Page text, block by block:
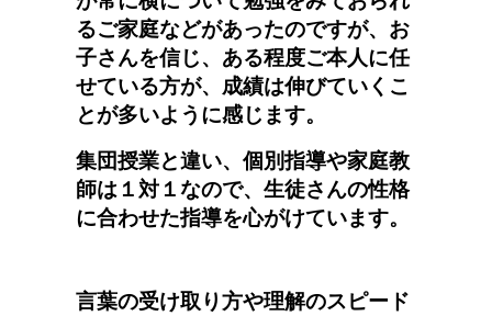
るご家庭などがあったのですが、お
子さんを信じ、ある程度ご本人に任
せている方が、成績は伸びていくこ
とが多いように感じます。
集団授業と違い、個別指導や家庭教
師は１対１なので、生徒さんの性格
に合わせた指導を心がけています。
言葉の受け取り方や理解のスピード